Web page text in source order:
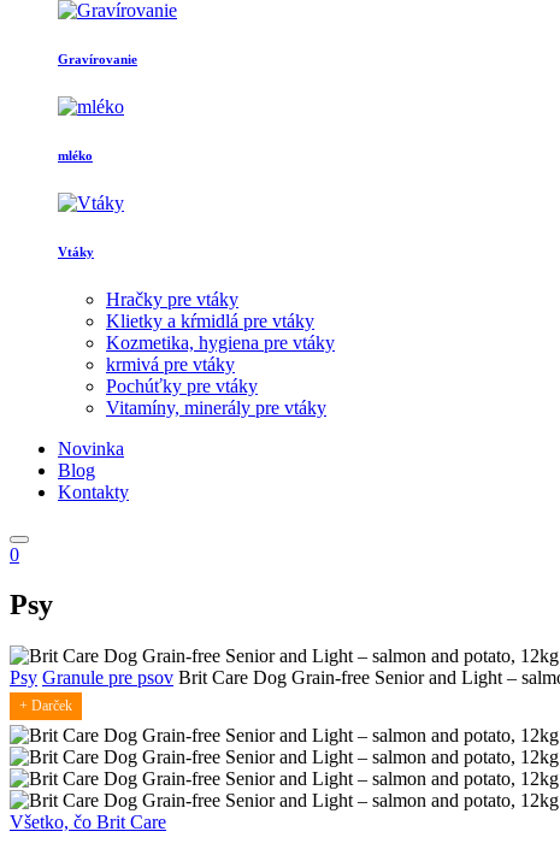
Gravírovanie
mléko
Vtáky
Hračky pre vtáky
Klietky a kŕmidlá pre vtáky
Kozmetika, hygiena pre vtáky
krmivá pre vtáky
Pochúťky pre vtáky
Vitamíny, minerály pre vtáky
Novinka
Blog
Kontakty
0
Psy
Psy Granule pre psov Brit Care Dog Grain-free Senior and Light –
+ Darček
Všetko, čo Brit Care